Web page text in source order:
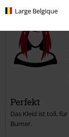
Large Belgique
Kommentar jetzt
Perfekt
Das Kleid ist toll,
Burner.